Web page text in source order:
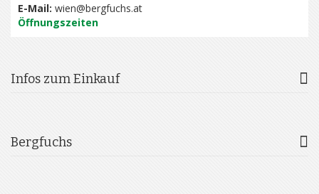
E-Mail: wien@bergfuchs.at
Öffnungszeiten
Infos zum Einkauf
Bergfuchs